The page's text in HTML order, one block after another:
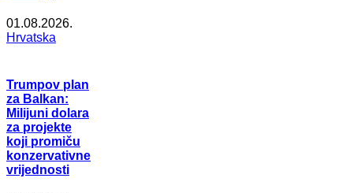
01.08.2026.
Hrvatska
Trumpov plan
za Balkan:
Milijuni dolara
za projekte
koji promiču
konzervativne
vrijednosti